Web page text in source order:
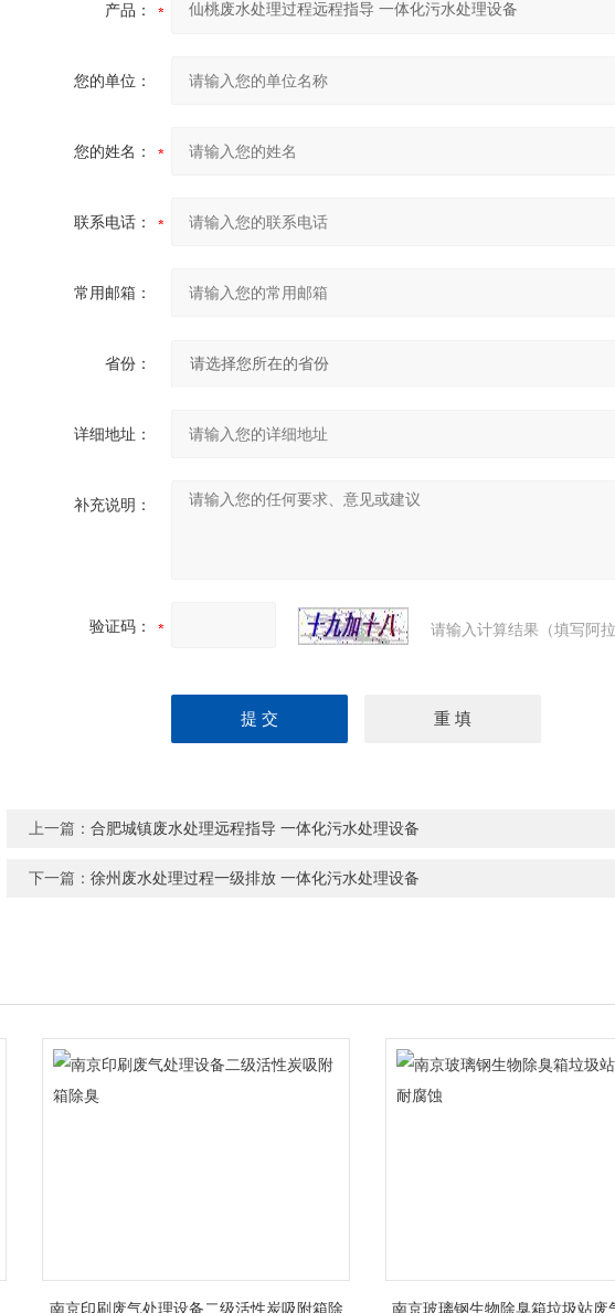
产品：
您的单位：
您的姓名：
联系电话：
常用邮箱：
省份：
详细地址：
补充说明：
验证码： 请输入计算结果（填写阿
上一篇：合肥城镇废水处理远程指导 一体化污水处理设备
下一篇：徐州废水处理过程一级排放 一体化污水处理设备
南京印刷废气处理设备二级活性炭吸附箱除 南京玻璃钢生物除臭箱垃圾站废